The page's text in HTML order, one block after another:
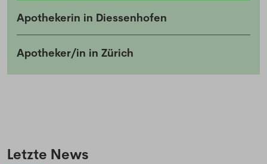
Apothekerin in Diessenhofen
Apotheker/in in Zürich
Letzte News
Pharmazie und Medizin.